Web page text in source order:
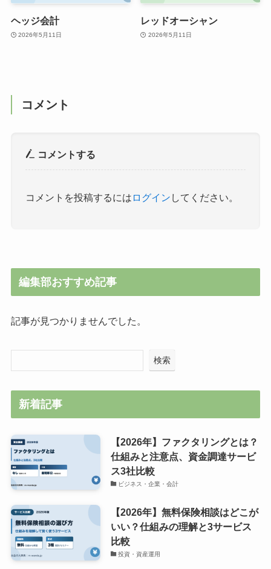
ヘッジ会計
2026年5月11日
レッドオーシャン
2026年5月11日
コメント
コメントする
コメントを投稿するには ログイン してください。
編集部おすすめ記事
記事が見つかりませんでした。
検索
新着記事
【2026年】ファクタリングとは？
仕組みと注意点、資金調達サービ
ス3社比較
ビジネス・企業・会計
【2026年】無料保険相談はどこが
いい？仕組みの理解と3サービス
比較
投資・資産運用